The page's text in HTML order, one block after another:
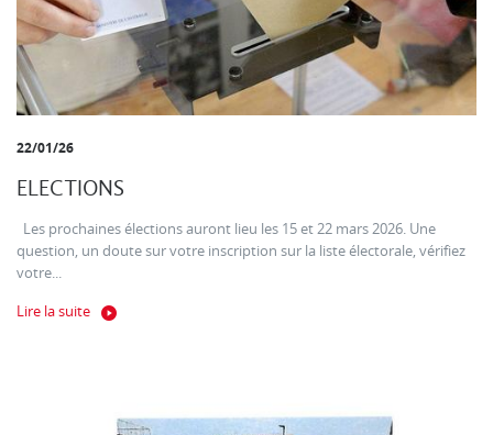
22/01/26
ELECTIONS
Les prochaines élections auront lieu les 15 et 22 mars 2026. Une
question, un doute sur votre inscription sur la liste électorale, vérifiez
votre...
Lire la suite